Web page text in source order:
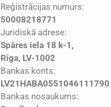
Reģistrācijas numurs:
50008218771
Juridiskā adrese:
Spāres iela 18 k-1,
Rīga, LV-1002
Bankas konts:
LV21HABA0551046111790
Bankas nosaukums: